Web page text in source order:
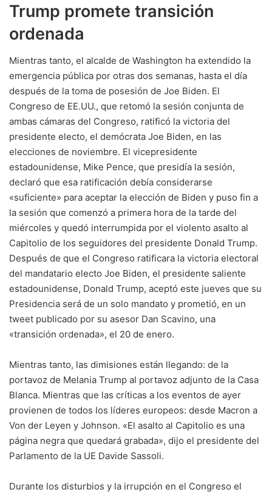
Trump promete transición
ordenada
Mientras tanto, el alcalde de Washington ha extendido la
emergencia pública por otras dos semanas, hasta el día
después de la toma de posesión de Joe Biden. El
Congreso de EE.UU., que retomó la sesión conjunta de
ambas cámaras del Congreso, ratificó la victoria del
presidente electo, el demócrata Joe Biden, en las
elecciones de noviembre. El vicepresidente
estadounidense, Mike Pence, que presidía la sesión,
declaró que esa ratificación debía considerarse
«suficiente» para aceptar la elección de Biden y puso fin a
la sesión que comenzó a primera hora de la tarde del
miércoles y quedó interrumpida por el violento asalto al
Capitolio de los seguidores del presidente Donald Trump.
Después de que el Congreso ratificara la victoria electoral
del mandatario electo Joe Biden, el presidente saliente
estadounidense, Donald Trump, aceptó este jueves que su
Presidencia será de un solo mandato y prometió, en un
tweet publicado por su asesor Dan Scavino, una
«transición ordenada», el 20 de enero.
Mientras tanto, las dimisiones están llegando: de la
portavoz de Melania Trump al portavoz adjunto de la Casa
Blanca. Mientras que las críticas a los eventos de ayer
provienen de todos los líderes europeos: desde Macron a
Von der Leyen y Johnson. «El asalto al Capitolio es una
página negra que quedará grabada», dijo el presidente del
Parlamento de la UE Davide Sassoli.
Durante los disturbios y la irrupción en el Congreso el